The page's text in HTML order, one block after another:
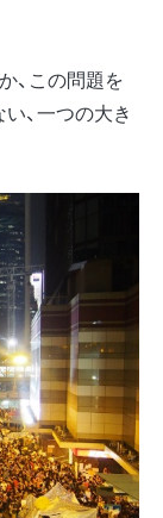
、この問題を
、一つの大き